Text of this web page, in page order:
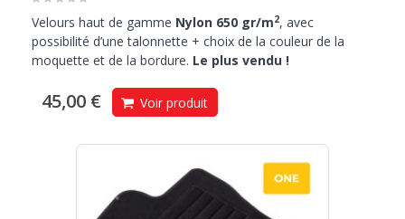
Velours haut de gamme Nylon 650 gr/m2, avec
possibilité d’une talonnette + choix de la couleur de la
moquette et de la bordure. Le plus vendu !
45,00 € Voir produit